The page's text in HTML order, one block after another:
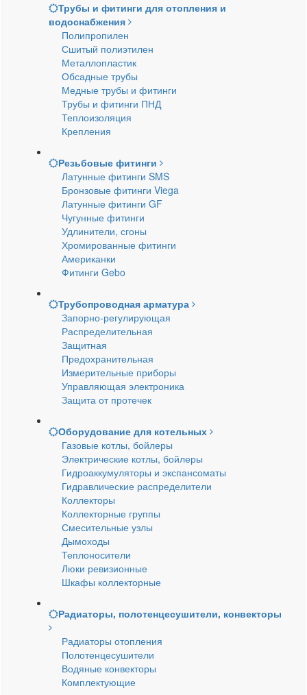
Трубы и фитинги для отопления и
водоснабжения
Полипропилен
Сшитый полиэтилен
Металлопластик
Обсадные трубы
Медные трубы и фитинги
Трубы и фитинги ПНД
Теплоизоляция
Крепления
Резьбовые фитинги
Латунные фитинги SMS
Бронзовые фитинги Viega
Латунные фитинги GF
Чугунные фитинги
Удлинители, сгоны
Хромированные фитинги
Американки
Фитинги Gebo
Трубопроводная арматура
Запорно-регулирующая
Распределительная
Защитная
Предохранительная
Измерительные приборы
Управляющая электроника
Защита от протечек
Оборудование для котельных
Газовые котлы, бойлеры
Электрические котлы, бойлеры
Гидроаккумуляторы и экспансоматы
Гидравлические распределители
Коллекторы
Коллекторные группы
Смесительные узлы
Дымоходы
Теплоносители
Люки ревизионные
Шкафы коллекторные
Радиаторы, полотенцесушители, конвекторы
Радиаторы отопления
Полотенцесушители
Водяные конвекторы
Комплектующие